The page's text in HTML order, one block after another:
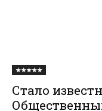
★★★★★
Стало